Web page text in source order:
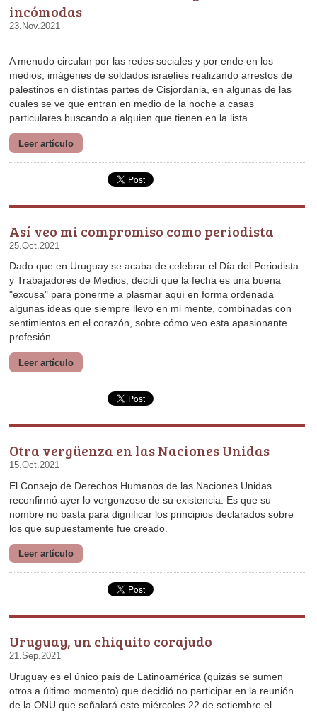
incómodas
23.Nov.2021
particulares buscando a alguien que tienen en la lista.
Leer artículo
Así veo mi compromiso como periodista
25.Oct.2021
profesión.
Leer artículo
Otra vergüenza en las Naciones Unidas
15.Oct.2021
los que supuestamente fue creado.
Leer artículo
Uruguay, un chiquito corajudo
21.Sep.2021